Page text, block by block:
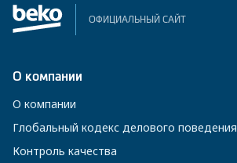
ОФИЦИАЛЬНЫЙ САЙТ
О компании
О компании
Глобальный кодекс делового поведения
Контроль качества